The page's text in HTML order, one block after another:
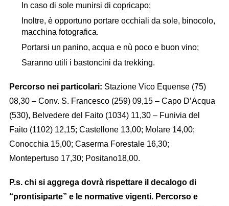
In caso di sole munirsi di copricapo;
Inoltre, è opportuno portare occhiali da sole, binocolo,
macchina fotografica.
Portarsi un panino, acqua e nù poco e buon vino;
Saranno utili i bastoncini da trekking.
Percorso nei particolari: Stazione Vico Equense (75)
08,30 – Conv. S. Francesco (259) 09,15 – Capo D’Acqua
(530), Belvedere del Faito (1034) 11,30 – Funivia del
Faito (1102) 12,15; Castellone 13,00; Molare 14,00;
Conocchia 15,00; Caserma Forestale 16,30;
Montepertuso 17,30; Positano18,00.
P.s. chi si aggrega dovrà rispettare il decalogo di
“prontisiparte” e le normative vigenti. Percorso e